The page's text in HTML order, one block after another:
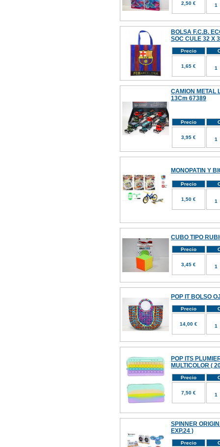
2,50 €
BOLSA F.C.B.
SOC CULE 32 X
Precio
1,65 €
CAMION METAL
13Cm 67389
Precio
3,95 €
MONOPATIN Y
Precio
1,50 €
CUBO TIPO
Precio
3,45 €
POP IT BOLSO
Precio
14,00 €
POP ITS
MULTICOLOR (
Precio
7,50 €
SPINNER
EXP.24 )
Precio